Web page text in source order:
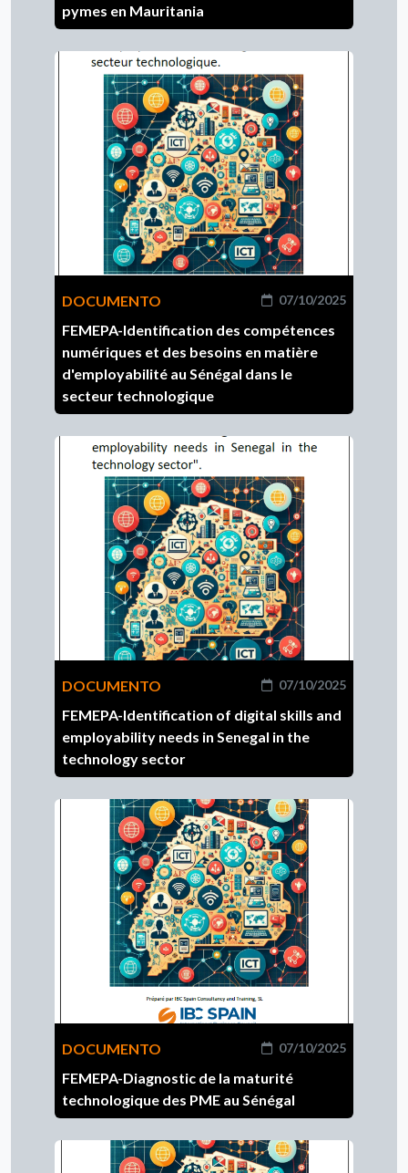
pymes en Mauritania
DOCUMENTO 07/10/2025
FEMEPA-Identification des compétences
numériques et des besoins en matière
d'employabilité au Sénégal dans le
secteur technologique
DOCUMENTO 07/10/2025
FEMEPA-Identification of digital skills and
employability needs in Senegal in the
technology sector
DOCUMENTO 07/10/2025
FEMEPA-Diagnostic de la maturité
technologique des PME au Sénégal